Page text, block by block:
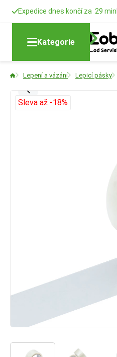
Expedice dnes končí za 29 min
Kategorie
Lepení a vázání Lepicí pásky
Sleva až -18%